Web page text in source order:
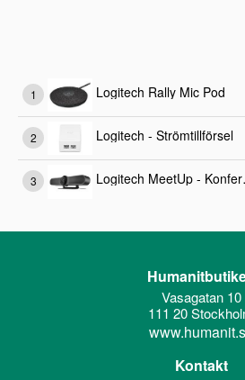
Logitech Rally Mic Pod
Logitech - Strömtillförsel
Vasagatan 10
111 20
Kontakt